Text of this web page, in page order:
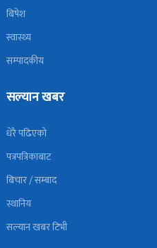
बिषेश
स्वास्थ्य
सम्पादकीय
सल्यान खबर
धेरै पढिएको
पत्रपत्रिकाबाट
बिचार / सम्बाद
स्थानिय
सल्यान खबर टिभी